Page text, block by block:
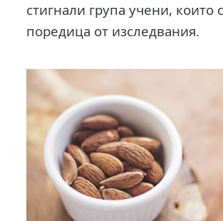
стигнали група учени, които
поредица от изследвания.